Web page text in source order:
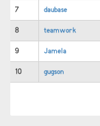
7 daubase
8 teamwork
9 Jamela
10 gugson